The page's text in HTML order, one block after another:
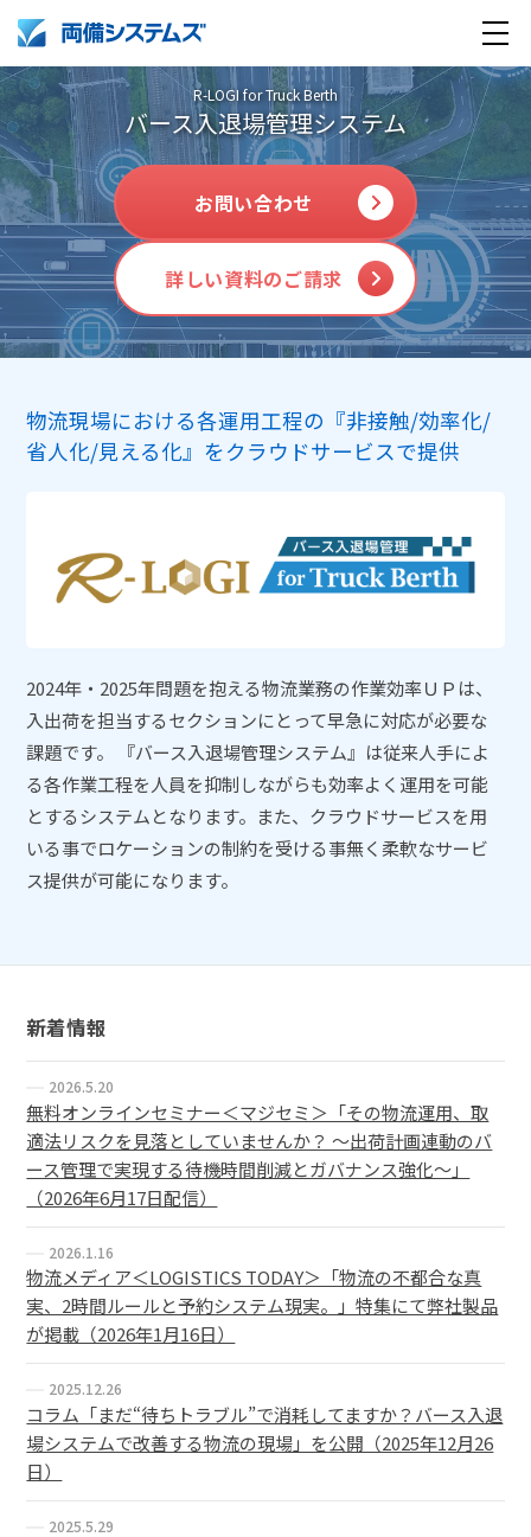
製品・サービス
導入事例
企業情報
R-LOGI for Truck Berth
バース入退場管理システム
お問い合わせ
詳しい資料のご請求
物流現場における各運用工程の『非接触/効率化/
省人化/見える化』をクラウドサービスで提供
2024年・2025年問題を抱える物流業務の作業効率ＵＰは、
入出荷を担当するセクションにとって早急に対応が必要な
課題です。 『バース入退場管理システム』は従来人手によ
る各作業工程を人員を抑制しながらも効率よく運用を可能
とするシステムとなります。また、クラウドサービスを用
いる事でロケーションの制約を受ける事無く柔軟なサービ
ス提供が可能になります。
新着情報
2026.5.20
無料オンラインセミナー＜マジセミ＞「その物流運用、取
適法リスクを見落としていませんか？ ～出荷計画連動のバ
ース管理で実現する待機時間削減とガバナンス強化～」
（2026年6月17日配信）
2026.1.16
物流メディア＜LOGISTICS TODAY＞「物流の不都合な真
実、2時間ルールと予約システム現実。」特集にて弊社製品
が掲載（2026年1月16日）
2025.12.26
コラム「まだ“待ちトラブル”で消耗してますか？バース入退
場システムで改善する物流の現場」を公開（2025年12月26
日）
2025.5.29